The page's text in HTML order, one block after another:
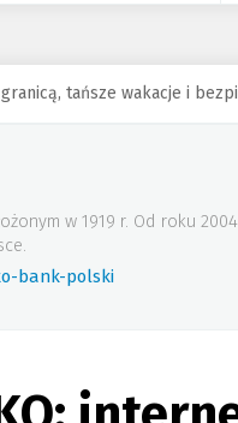
tańsze wakacje i
w 1919 r. Od roku
bank-polski